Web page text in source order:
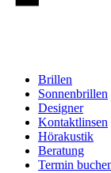
Brillen
Sonnenbrillen
Designer
Kontaktlinsen
Hörakustik
Beratung
Termin